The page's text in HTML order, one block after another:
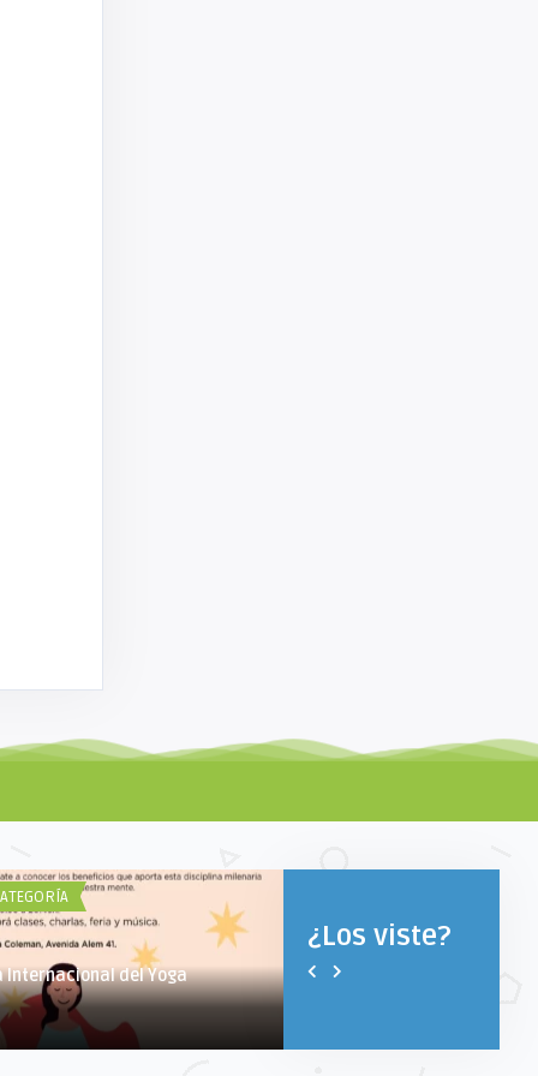
¿Los viste?
Internacional del Yoga ¿Qué hacer el finde?